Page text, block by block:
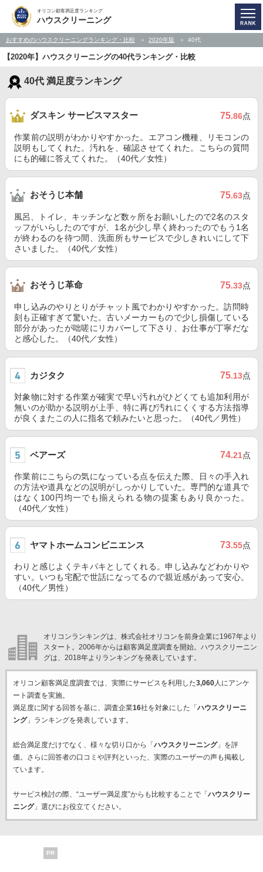
オリコン顧客満足度ランキング
ハウスクリーニング
おすすめのハウスクリーニングランキング・比較 2020年版 40代
【2020年】ハウスクリーニングの40代ランキング・比較
40代 満足度ランキング
ダスキン サービスマスター 75.86点
作業前の説明がわかりやすかった。エアコン機種、リモコンの
説明もしてくれた。汚れを、確認させてくれた。こちらの質問
にも的確に答えてくれた。（40代／女性）
おそうじ本舗 75.63点
風呂、トイレ、キッチンなど数ヶ所をお願いしたので2名のスタ
ッフがいらしたのですが、1名が少し早く終わったのでもう1名
が終わるのを待つ間、洗面所もサービスで少しきれいにして下
さいました。（40代／女性）
おそうじ革命 75.33点
申し込みのやりとりがチャット風でわかりやすかった。訪問時
刻も正確すぎて驚いた。古いメーカーもので少し損傷している
部分があったが咄嗟にリカバーして下さり、お仕事が丁寧だな
と感心した。（40代／女性）
カジタク 75.13点
対象物に対する作業が確実で早い汚れがひどくても追加利用が
無いのが助かる説明が上手、特に再び汚れにくくする方法指導
が良くまたこの人に指名で頼みたいと思った。（40代／男性）
ベアーズ 74.21点
作業前にこちらの気になっている点を伝えた際、日々の手入れ
の方法や道具などの説明がしっかりしていた。専門的な道具で
はなく100円均一でも揃えられる物の提案もあり良かった。
（40代／女性）
ヤマトホームコンビニエンス 73.55点
わりと感じよくテキパキとしてくれる。申し込みなどわかりや
すい。いつも宅配で世話になってるので親近感があって安心。
（40代／男性）
オリコンランキングは、株式会社オリコンを前身企業に1967年より
スタート。2006年からは顧客満足度調査を開始。ハウスクリーニン
グは、2018年よりランキングを発表しています。
オリコン顧客満足度調査では、実際にサービスを利用した3,060人にアンケ
ート調査を実施。
満足度に関する回答を基に、調査企業16社を対象にした「 ハウスクリーニ
ング」ランキングを発表しています。
総合満足度だけでなく、様々な切り口から「 ハウスクリーニング」を評
価。さらに回答者の口コミや評判といった、実際のユーザーの声も掲載し
ています。
サービス検討の際、“ユーザー満足度”からも比較することで「 ハウスクリー
ニング」選びにお役立てください。
PR